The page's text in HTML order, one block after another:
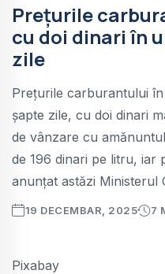
Prețurile
cu doi dinari în
zile
Prețurile carburantului
șapte zile, cu doi dinari
de vânzare cu
de 196 dinari pe litru, iar
anunțat astăzi Ministerul
19 DECEMBAR, 2025 7
Pixabay